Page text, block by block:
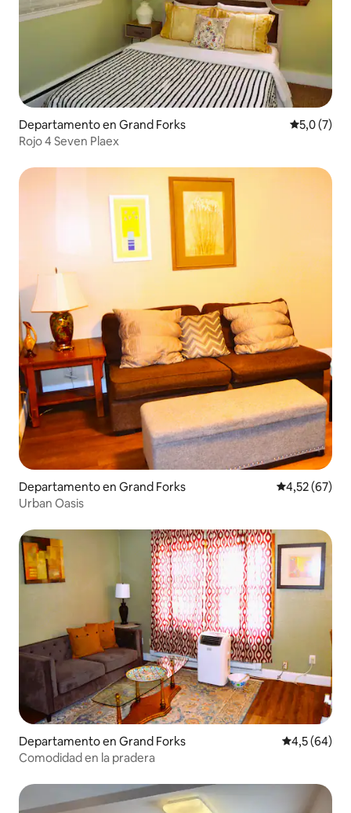
Departamento en Grand Forks
5,0 (7)
Rojo 4 Seven Plaex
Departamento en Grand Forks Calificación
4,52 (67)
Urban Oasis
Departamento en Grand Forks Calificación
4,5 (64)
Comodidad en la pradera